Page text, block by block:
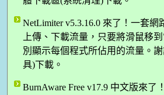
NetLimiter v5.3.16.0 來了！一套
上傳、下載流量，只要將滑鼠移
別顯示每個程式所佔用的流量。
具)下載。
BurnAware Free v17.9 中文版來